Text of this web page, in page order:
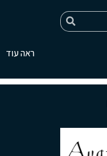
ראה עוד